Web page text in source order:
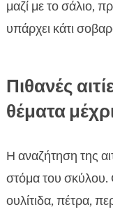
μαζί με το σάλιο,
υπάρχει κάτι
Πιθανές
θέματα
Η αναζήτηση της
στόμα του
ουλίτιδα, πέτρα,